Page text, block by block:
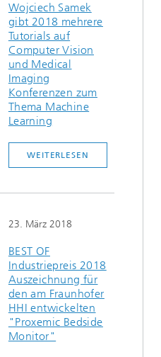
Deutschland (FMD)
HHI ALS ARBEITGEBER
Wojciech Samek
gibt 2018 mehrere
Tutorials auf
Computer Vision
und Medical
Imaging
Konferenzen zum
Thema Machine
Learning
WEITERLESEN
23. März 2018
BEST OF
Industriepreis 2018
Auszeichnung für
den am Fraunhofer
HHI entwickelten
"Proxemic Bedside
Monitor"